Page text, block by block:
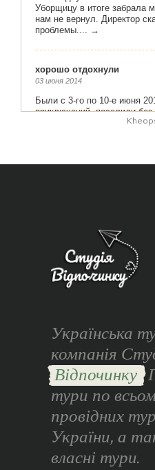
Українська
компанія
Відпочинку
тури по
провідних
України, а
власні тури.